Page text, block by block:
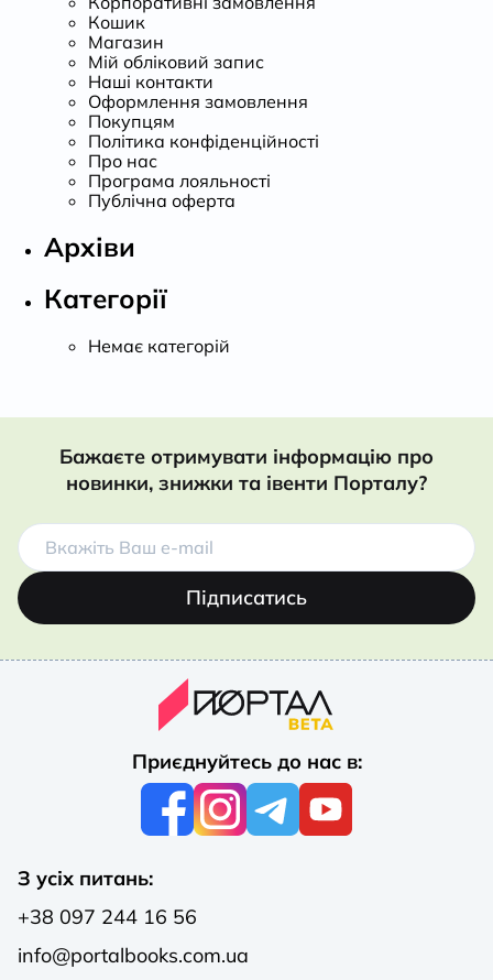
Кошик
Магазин
Мій обліковий запис
Наші контакти
Оформлення замовлення
Покупцям
Політика конфіденційності
Про нас
Програма лояльності
Публічна оферта
Архіви
Категорії
Немає категорій
Бажаєте отримувати інформацію про
новинки, знижки та івенти Порталу?
Підписатись
Приєднуйтесь до нас в:
З усіх питань:
+38 097 244 16 56
info@portalbooks.com.ua